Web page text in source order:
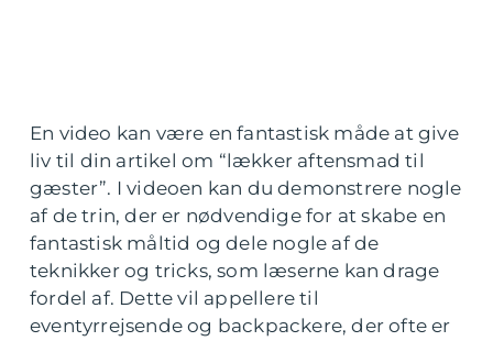
En video kan være en fantastisk måde at give
liv til din artikel om “lækker aftensmad til
gæster”. I videoen kan du demonstrere nogle
af de trin, der er nødvendige for at skabe en
fantastisk måltid og dele nogle af de
teknikker og tricks, som læserne kan drage
fordel af. Dette vil appellere til
eventyrrejsende og backpackere, der ofte er